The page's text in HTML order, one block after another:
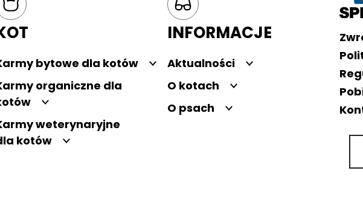
bytowe dla kotów
organiczne dla
weterynaryjne
kotów
INFORMACJE
Aktualności
O kotach
O psach